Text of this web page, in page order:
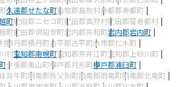
久遠郡せたな町島牧郡島牧村寿都郡寿都町
町虻田郡ニセコ町虻田郡真狩村虻田郡留寿都村
町虻田郡倶知安町岩内郡共和町岩内郡岩内町
積丹郡積丹町古平郡古平町余市郡仁木町
村空知郡南幌町空知郡奈井江町空知郡上砂川町
夕張郡栗山町樺戸郡月形町樺戸郡浦臼町
背牛町雨竜郡秩父別町雨竜郡雨竜町雨竜郡北竜町